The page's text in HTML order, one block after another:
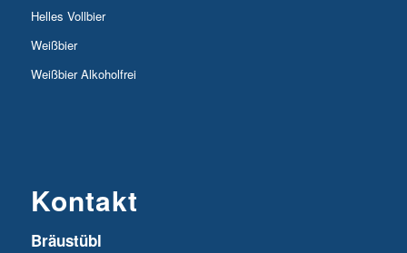
Helles Vollbier
Weißbier
Weißbier Alkoholfrei
Kontakt
Bräustübl